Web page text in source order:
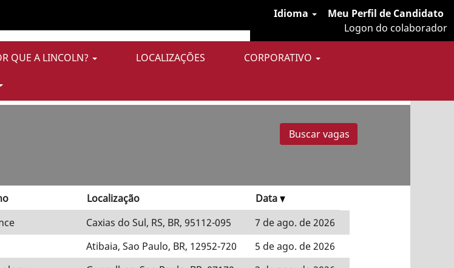
Idioma
Meu Perfil de Candidato
Logon do colaborador
QUE A LINCOLN? LOCALIZAÇÕES
CORPORATIVO
E Macomb".
estão listadas abaixo para sua conveniência.
Localização
Data
Caxias do Sul, RS, BR, 95112-095
7 de ago. de 2026
Atibaia, Sao Paulo, BR, 12952-720
5 de ago. de 2026